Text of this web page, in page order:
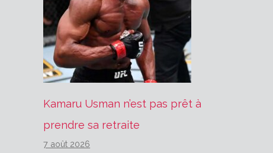
Kamaru Usman n’est pas prêt à
prendre sa retraite
7 août 2026